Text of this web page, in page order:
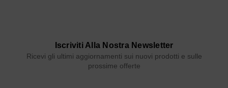
Iscriviti Alla Nostra Newsletter
Ricevi gli ultimi aggiornamenti sui nuovi prodotti e sulle
prossime offerte